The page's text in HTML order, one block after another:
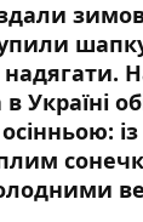
Україні